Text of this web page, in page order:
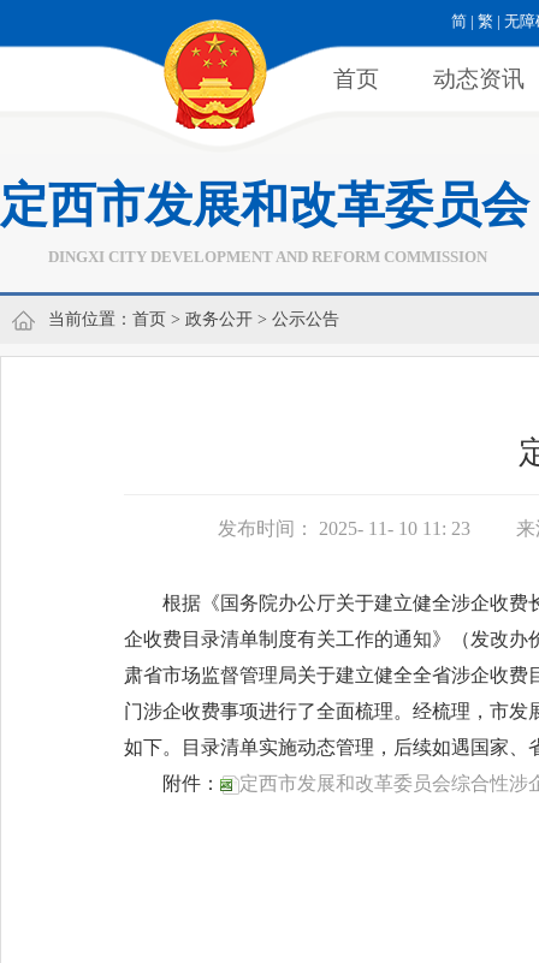
简 | 繁 | 无障
首页 动态资讯
定西市发展和改革委员会
DINGXI CITY DEVELOPMENT AND REFORM COMMISSION
当前位置： 首页 > 政务公开 > 公示公告
发布时间： 2025- 11- 10 11: 23
根据《国务院办公厅关于建立健全涉企收费
企收费目录清单制度有关工作的通知》（发改办
肃省市场监督管理局关于建立健全全省涉企收
门涉企收费事项进行了全面梳理。经梳理，市
如下。目录清单实施动态管理，后续如遇国家、
附件：
定西市发展和改革委员会综合性涉